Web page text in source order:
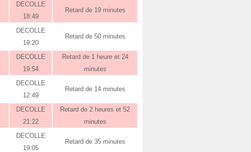
DECOLLE
18:49
Retard de 19 minutes
DECOLLE
19:20
Retard de 50 minutes
DECOLLE
19:54
Retard de 1 heure et 24
minutes
DECOLLE
12:49
Retard de 14 minutes
DECOLLE
21:22
Retard de 2 heures et 52
minutes
DECOLLE
19:05
Retard de 35 minutes